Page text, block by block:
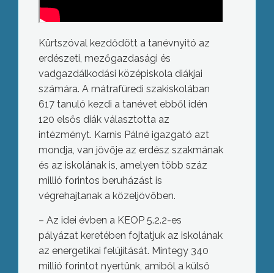
Kürtszóval kezdődött a tanévnyitó az
erdészeti, mezőgazdasági és
vadgazdálkodási középiskola diákjai
számára. A mátrafüredi szakiskolában
617 tanuló kezdi a tanévet ebből idén
120 elsős diák választotta az
intézményt. Karnis Pálné igazgató azt
mondja, van jövője az erdész szakmának
és az iskolának is, amelyen több száz
millió forintos beruházást is
végrehajtanak a közeljövőben.
– Az idei évben a KEOP 5.2.2-es
pályázat keretében fojtatjuk az iskolának
az energetikai felújítását. Mintegy 340
millió forintot nyertünk, amiből a külső